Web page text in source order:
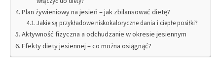
Plan żywieniowy na jesień – jak zbilansować dietę?
Jakie są przykładowe niskokaloryczne dania i ciepłe posiłki?
Aktywność fizyczna a odchudzanie w okresie jesiennym
Efekty diety jesiennej – co można osiągnąć?